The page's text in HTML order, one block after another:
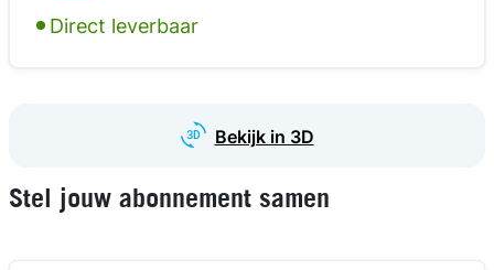
in 3D
in 3D
in 3D
Direct leverbaar
Bekijk in 3D
Stel jouw abonnement samen